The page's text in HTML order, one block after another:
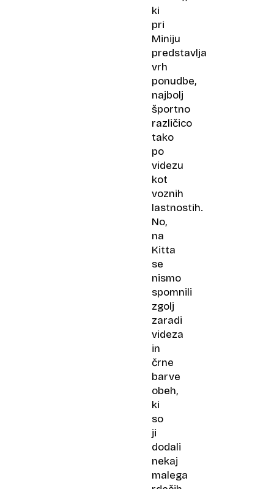
ki
pri
Miniju
predstavlja
vrh
ponudbe,
najbolj
športno
različico
tako
po
videzu
kot
voznih
lastnostih.
No,
na
Kitta
se
nismo
spomnili
zgolj
zaradi
videza
in
črne
barve
obeh,
ki
so
ji
dodali
nekaj
malega